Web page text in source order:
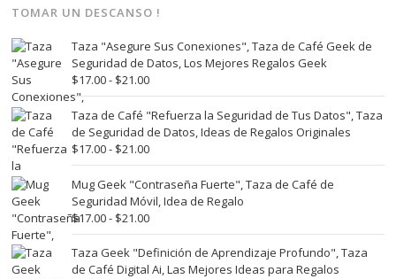
TOMAR UN DESCANSO !
Taza "Asegure Sus Conexiones", Taza de Café Geek de
Seguridad de Datos, Los Mejores Regalos Geek
$17.00- $21.00Rango
de
precios:
desde
$17.00
hasta
$21.00
Taza de Café "Refuerza la Seguridad de Tus Datos", Taza
de Seguridad de Datos, Ideas de Regalos Originales
$17.00- $21.00Rango
de
precios:
desde
$17.00
hasta
$21.00
Mug Geek "Contraseña Fuerte", Taza de Café de
Seguridad Móvil, Idea de Regalo
$17.00- $21.00Rango
de
precios:
desde
Taza Geek "Definición de Aprendizaje Profundo", Taza
de Café Digital Ai, Las Mejores Ideas para Regalos